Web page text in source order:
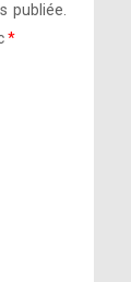
publiée.
*